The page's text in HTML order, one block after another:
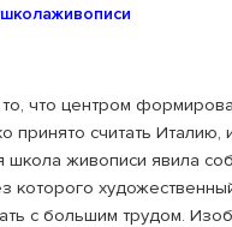
что центром
принято считать Италию,
школа живописи явила
которого
с большим трудом.